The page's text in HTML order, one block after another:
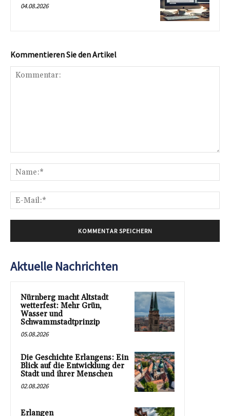
04.08.2026
Kommentieren Sie den Artikel
Aktuelle Nachrichten
Nürnberg macht Altstadt
wetterfest: Mehr Grün,
Wasser und
Schwammstadtprinzip
05.08.2026
Die Geschichte Erlangens: Ein
Blick auf die Entwicklung der
Stadt und ihrer Menschen
02.08.2026
Erlangen